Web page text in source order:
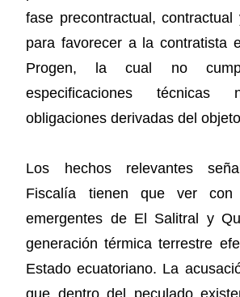
fase precontractual,
para favorecer a la contratista
Progen, la cual no
especificaciones
obligaciones derivadas del
Los hechos relevantes
Fiscalía tienen que ver con
emergentes de El Salitral y
generación térmica terrestre
Estado ecuatoriano. La